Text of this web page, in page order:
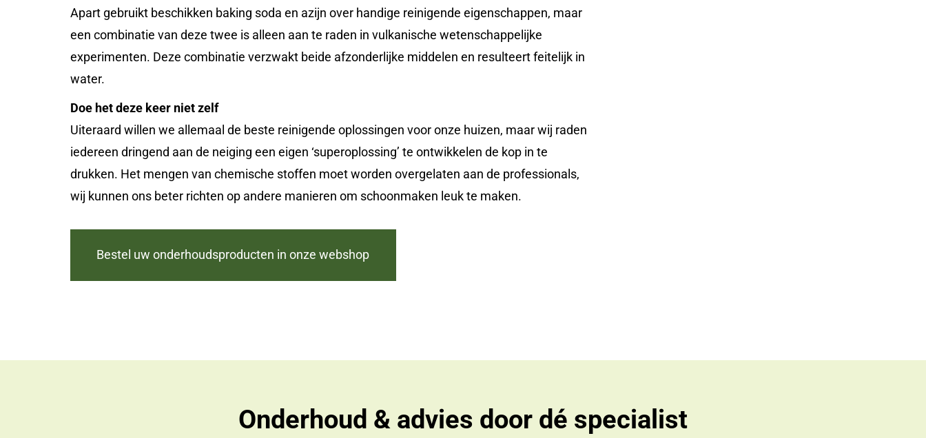
Apart gebruikt beschikken baking soda en azijn over handige reinigende eigenschappen, maar
een combinatie van deze twee is alleen aan te raden in vulkanische wetenschappelijke
experimenten. Deze combinatie verzwakt beide afzonderlijke middelen en resulteert feitelijk in
water.
Doe het deze keer niet zelf
Uiteraard willen we allemaal de beste reinigende oplossingen voor onze huizen, maar wij raden
iedereen dringend aan de neiging een eigen ‘superoplossing’ te ontwikkelen de kop in te
drukken. Het mengen van chemische stoffen moet worden overgelaten aan de professionals,
wij kunnen ons beter richten op andere manieren om schoonmaken leuk te maken.
Bestel uw onderhoudsproducten in onze webshop
Onderhoud & advies door dé specialist